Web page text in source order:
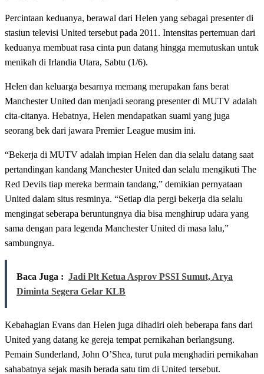
Percintaan keduanya, berawal dari Helen yang sebagai presenter di
stasiun televisi United tersebut pada 2011. Intensitas pertemuan dari
keduanya membuat rasa cinta pun datang hingga memutuskan untuk
menikah di Irlandia Utara, Sabtu (1/6).
Helen dan keluarga besarnya memang merupakan fans berat
Manchester United dan menjadi seorang presenter di MUTV adalah
cita-citanya. Hebatnya, Helen mendapatkan suami yang juga
seorang bek dari jawara Premier League musim ini.
“Bekerja di MUTV adalah impian Helen dan dia selalu datang saat
pertandingan kandang Manchester United dan selalu mengikuti The
Red Devils tiap mereka bermain tandang,” demikian pernyataan
United dalam situs resminya. “Setiap dia pergi bekerja dia selalu
mengingat seberapa beruntungnya dia bisa menghirup udara yang
sama dengan para legenda Manchester United di masa lalu,”
sambungnya.
Baca Juga : Jadi Plt Ketua Asprov PSSI Sumut, Arya
Diminta Segera Gelar KLB
Kebahagian Evans dan Helen juga dihadiri oleh beberapa fans dari
United yang datang ke gereja tempat pernikahan berlangsung.
Pemain Sunderland, John O’Shea, turut pula menghadiri pernikahan
sahabatnya sejak masih berada satu tim di United tersebut.